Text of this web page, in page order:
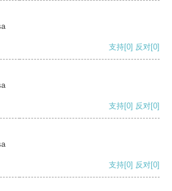
支持[0] 反对[0]
支持[0] 反对[0]
支持[0] 反对[0]